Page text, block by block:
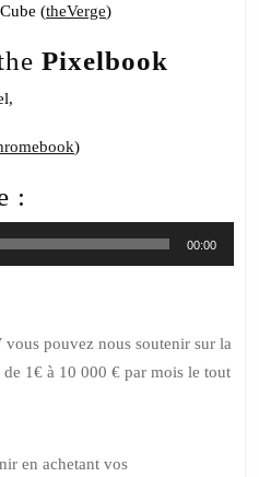
(theVerge)
Pixelbook
)
:
00:00
vous pouvez nous soutenir sur la
de 1€ à 10 000 € par mois le tout
en achetant vos